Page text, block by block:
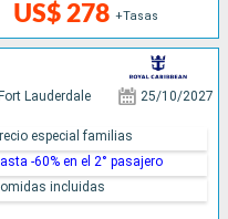
US$ 278 +Tasas
Fort Lauderdale 25/10/2027
especial familias
-60% en el 2° pasajero
incluidas